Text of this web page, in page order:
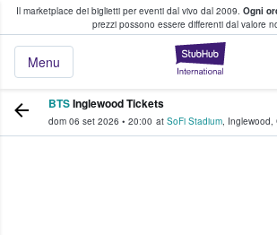
Il marketplace dei biglietti per eventi dal vivo dal 2009. Ogni
prezzi possono essere differenti dal valore
Menu
fan comprano e vendono
BTSInglewood Tickets
dom 06 set 2026 • 20:00 at SoFi Stadium, Inglewood,